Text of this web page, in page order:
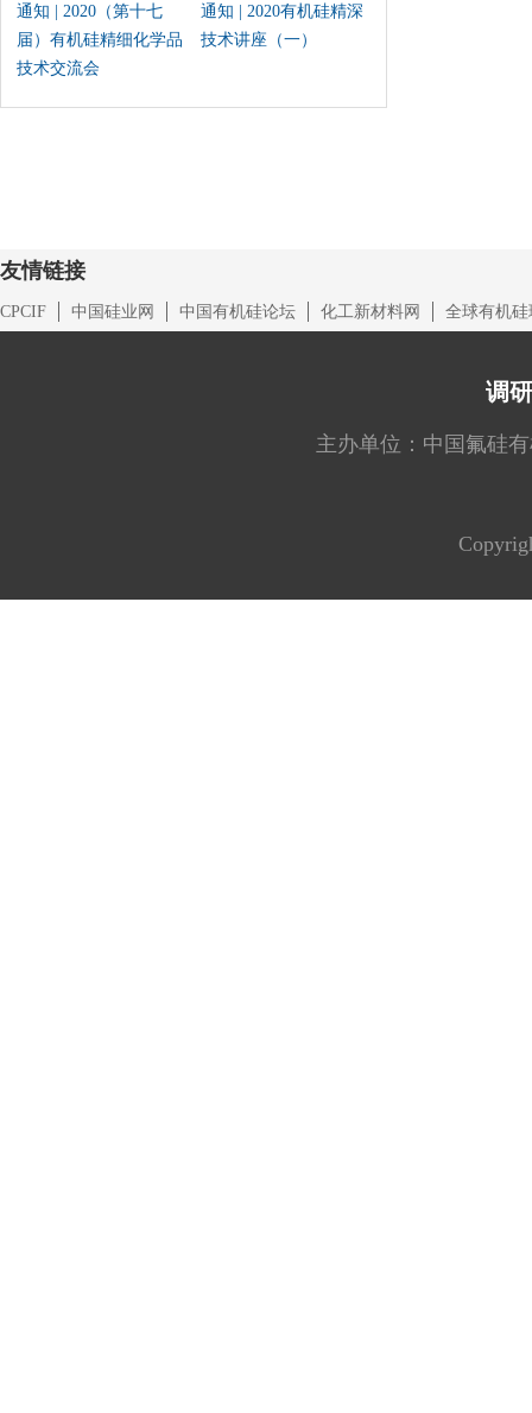
通知 | 2020（第十七
届）有机硅精细化学品
技术交流会
通知 | 2020有机硅精深
技术讲座（一）
友情链接
CPCIF 中国硅业网 中国有机硅论坛 化工新材料网 全球有机硅
调
主办单位：中国氟硅